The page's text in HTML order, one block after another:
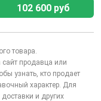
102 600 руб
товара.
продавца или
узнать, кто продает
характер. Для
доставки и других